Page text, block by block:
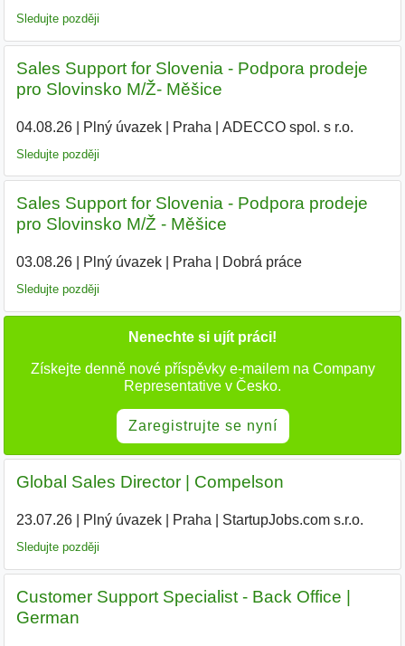
Sledujte později
Sales Support for Slovenia - Podpora prodeje
pro Slovinsko M/Ž- Měšice
04.08.26| Plný úvazek| Praha ADECCO spol. s r.o.
Sledujte později
Sales Support for Slovenia - Podpora prodeje
pro Slovinsko M/Ž - Měšice
03.08.26| Plný úvazek| Praha Dobrá práce
Sledujte později
Nenechte si ujít práci!
Získejte denně nové příspěvky e-mailem na Company
Representative v Česko.
Zaregistrujte se nyní
Global Sales Director | Compelson
23.07.26| Plný úvazek| Praha StartupJobs.com s.r.o.
Sledujte později
Customer Support Specialist - Back Office |
German